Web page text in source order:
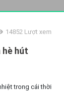
14852 Lượt xem
hè hút
trong cái thời